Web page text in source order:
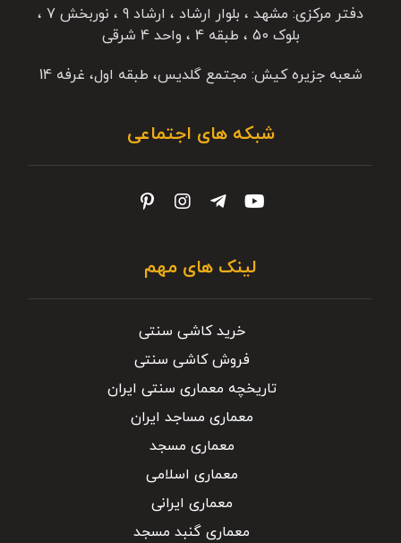
دفتر مرکزی: مشهد ، بلوار ارشاد ، ارشاد 9 ، نوربخش 7 ،
بلوک 50 ، طبقه 4 ، واحد 4 شرقی
شعبه جزیره کیش: مجتمع گلدیس، طبقه اول، غرفه 14
شبکه های اجتماعی
لینک های مهم
خرید کاشی سنتی
فروش کاشی سنتی
تاریخچه معماری سنتی ایران
معماری مساجد ایران
معماری مسجد
معماری اسلامی
معماری ایرانی
معماری گنبد مسجد